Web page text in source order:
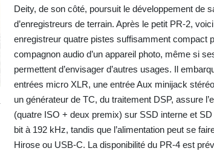
Deity, de son côté, poursuit le développement de
d’enregistreurs de terrain. Après le petit PR-2,
enregistreur quatre pistes suffisamment compact
compagnon audio d’un appareil photo, même si
permettent d’envisager d’autres usages. Il
entrées micro XLR, une entrée Aux minijack
un générateur de TC, du traitement DSP, assure
(quatre ISO + deux premix) sur SSD interne et SD
bit à 192 kHz, tandis que l’alimentation peut se
Hirose ou USB-C. La disponibilité du PR-4 est